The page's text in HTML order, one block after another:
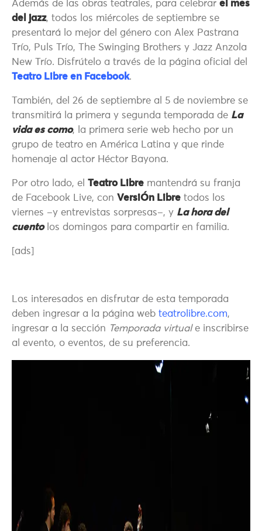
Además de las obras teatrales, para celebrar el mes
del jazz, todos los miércoles de septiembre se
presentará lo mejor del género con Alex Pastrana
Trío, Puls Trío, The Swinging Brothers y Jazz Anzola
New Trío. Disfrútelo a través de la página oficial del
Teatro Libre en Facebook.
También, del 26 de septiembre al 5 de noviembre se
transmitirá la primera y segunda temporada de La
vida es como, la primera serie web hecho por un
grupo de teatro en América Latina y que rinde
homenaje al actor Héctor Bayona.
Por otro lado, el Teatro Libre mantendrá su franja
de Facebook Live, con VersiÓn Libre todos los
viernes –y entrevistas sorpresas–, y La hora del
cuentolos domingos para compartir en familia.
[ads]
Los interesados en disfrutar de esta temporada
deben ingresar a la página web teatrolibre.com,
ingresar a la sección Temporada virtuale inscribirse
al evento, o eventos, de su preferencia.